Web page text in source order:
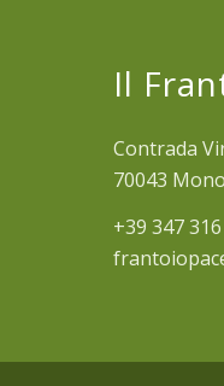
Il
Contrada
70043
+39 347